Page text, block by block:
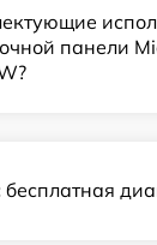
панели
бесплатная